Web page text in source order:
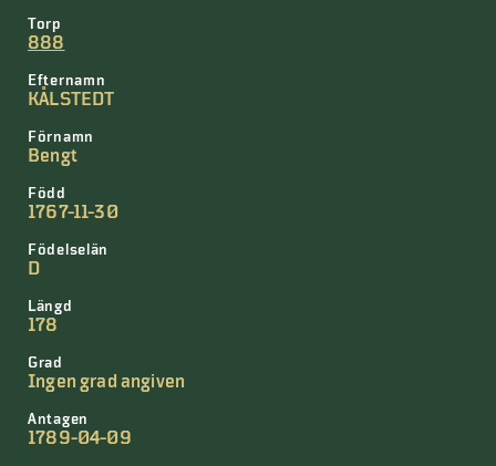
Torp
888
Efternamn
KÅLSTEDT
Förnamn
Bengt
Född
1767-11-30
Födelselän
D
Längd
178
Grad
Ingen grad angiven
Antagen
1789-04-09